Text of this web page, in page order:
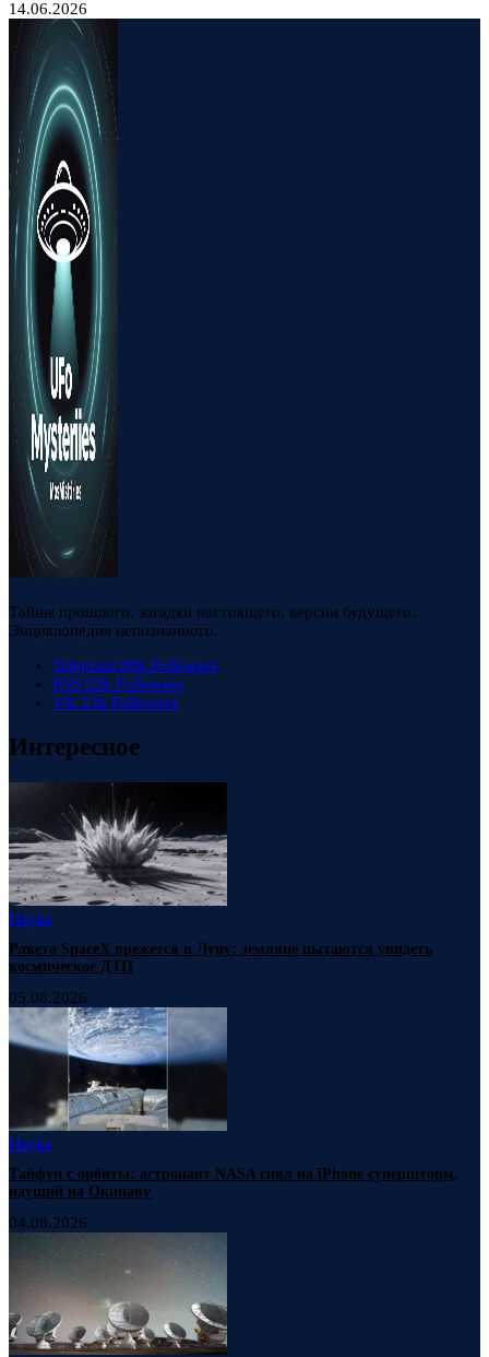
14.06.2026
Тайны прошлого, загадки настоящего, версии будущего.
Энциклопедия непознанного.
Telegram 88k Followers
RSS 23k Followers
VK 23k Followers
Интересное
Наука
Ракета SpaceX врежется в Луну: земляне пытаются увидеть
космическое ДТП
05.08.2026
Наука
Тайфун с орбиты: астронавт NASA снял на iPhone супершторм,
идущий на Окинаву
04.08.2026